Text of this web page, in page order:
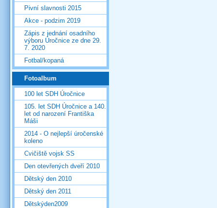
Pivní slavnosti 2015
Akce - podzim 2019
Zápis z jednání osadního
výboru Úročnice ze dne 29.
7. 2020
Fotbal/kopaná
Fotoalbum
100 let SDH Úročnice
105. let SDH Úročnice a 140.
let od narození Františka
Máši
2014 - O nejlepší úročenské
koleno
Cvičiště vojsk SS
Den otevřených dveří 2010
Dětský den 2010
Dětský den 2011
Dětskýden2009